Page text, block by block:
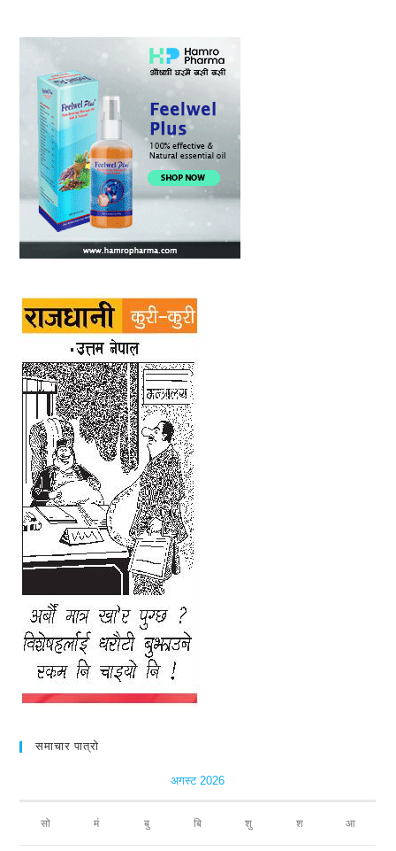
समाचार पात्रो
अगस्ट 2026
सो मं बु बि शु श आ